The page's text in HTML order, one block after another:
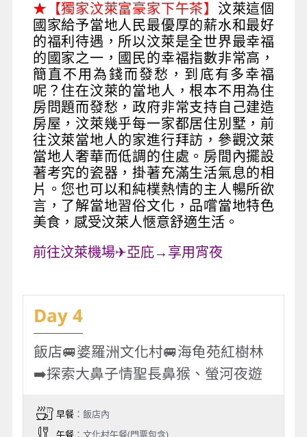
★【獨家汶萊富豪家下午茶】 汶萊這個
國家給予當地人民最優厚的薪水和最好
的福利待遇，所以汶萊是全世界最幸福
的國家之一，國民的幸福指數非常高，
簡直不用為錢而發愁，到底有多幸福
呢？住在汶萊的當地人，根本不用為住
房問題而發愁，政府非常支持自己建造
房屋，汶萊幾乎每一家都居住別墅，前
往汶萊當地人的家進行拜訪，參觀汶萊
當地人奢華而低調的住處。房間內擺設
著考究的瓷器，掛著充滿生活氣息的相
片。您也可以和純樸熱情的主人暢所欲
言，了解當地習俗文化，品嚐當地特色
美食，感受汶萊人愜意舒適生活。
前往汶萊機場✈亞庇→享用宵夜
Day 4
飯店🚐婆羅洲文化村🚐海龟苑紅樹林
➡️探索大鼻子情聖長鼻猴、螢河夜遊
早餐：飯店內
午餐：文化村午餐(門票包含)